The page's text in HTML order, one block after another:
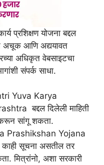
प्रशिक्षण योजना बद्दल
अचूक आणि अद्ययावत
अधिकृत वेबसाइटचा
संपर्क साधा.
Yuva Karya
बद्दल दिलेली माहिती
सांगू शकता.
Prashikshan Yojana
सूचना असतील तर
मित्रांनो, अशा सरकारी